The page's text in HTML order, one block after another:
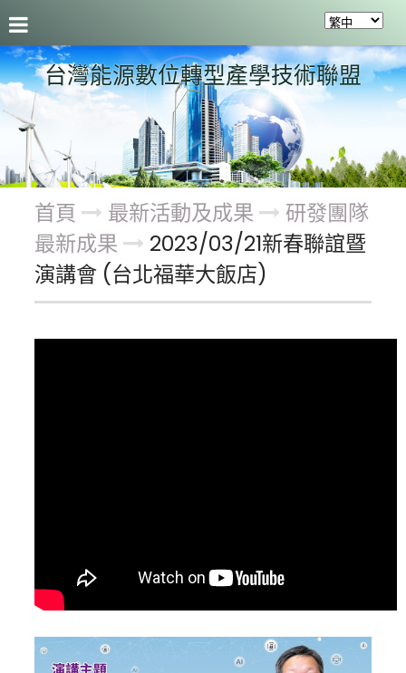
台灣能源數位轉型產學技術聯盟
聯盟介紹 最新活動及成果 會員服務 關於聯盟
首頁 最新活動及成果
研發團隊
最新成果
2023/03/21新春聯誼暨
演講會 (台北福華大飯店)